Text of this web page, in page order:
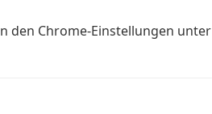
den Chrome-Einstellungen unter